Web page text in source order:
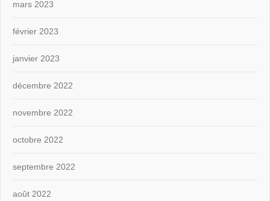
mars 2023
février 2023
janvier 2023
décembre 2022
novembre 2022
octobre 2022
septembre 2022
août 2022